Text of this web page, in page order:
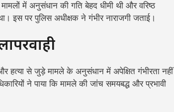
में अनुसंधान की गति बेहद धीमी थी और वरिष्ठ
था। इस पर पुलिस अधीक्षक ने गंभीर नाराजगी जताई।
हत्या से जुड़े मामले के अनुसंधान में अपेक्षित गंभीरता नहीं
ने पाया कि मामले की जांच समयबद्ध और प्रभावी